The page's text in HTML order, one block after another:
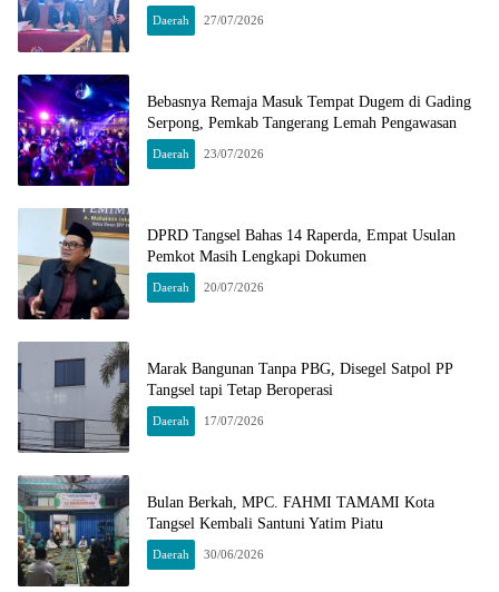
Daerah 27/07/2026
Bebasnya Remaja Masuk Tempat Dugem di Gading
Serpong, Pemkab Tangerang Lemah Pengawasan
Daerah 23/07/2026
DPRD Tangsel Bahas 14 Raperda, Empat Usulan
Pemkot Masih Lengkapi Dokumen
Daerah 20/07/2026
Marak Bangunan Tanpa PBG, Disegel Satpol PP
Tangsel tapi Tetap Beroperasi
Daerah 17/07/2026
Bulan Berkah, MPC. FAHMI TAMAMI Kota
Tangsel Kembali Santuni Yatim Piatu
Daerah 30/06/2026